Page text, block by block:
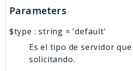
Parameters
$type :string = 'default'
Es el tipo de servidor
solicitando.